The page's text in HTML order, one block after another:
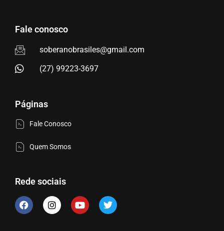
Fale conosco
soberanobrasiles@gmail.com
(27) 99223-3697
Páginas
Fale Conosco
Quem Somos
Rede sociais